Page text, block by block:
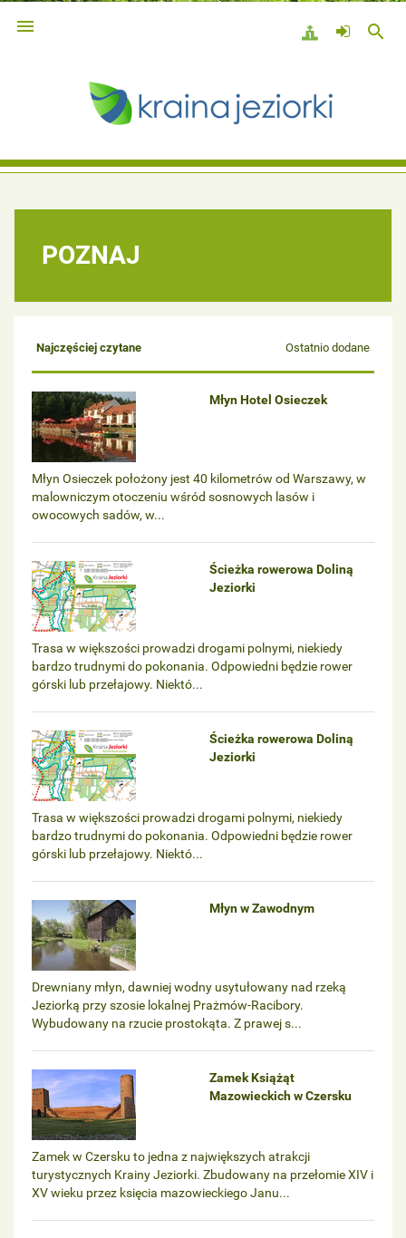
 search
POZNAJ
Najczęściej czytane Ostatnio dodane
Młyn Hotel Osieczek
Młyn Osieczek położony jest 40 kilometrów od Warszawy, w
malowniczym otoczeniu wśród sosnowych lasów i
owocowych sadów, w...
Ścieżka rowerowa Doliną
Jeziorki
Trasa w większości prowadzi drogami polnymi, niekiedy
bardzo trudnymi do pokonania. Odpowiedni będzie rower
górski lub przełajowy. Niektó...
Ścieżka rowerowa Doliną
Jeziorki
Trasa w większości prowadzi drogami polnymi, niekiedy
bardzo trudnymi do pokonania. Odpowiedni będzie rower
górski lub przełajowy. Niektó...
Młyn w Zawodnym
Drewniany młyn, dawniej wodny usytułowany nad rzeką
Jeziorką przy szosie lokalnej Prażmów-Racibory.
Wybudowany na rzucie prostokąta. Z prawej s...
Zamek Książąt
Mazowieckich w Czersku
Zamek w Czersku to jedna z największych atrakcji
turystycznych Krainy Jeziorki. Zbudowany na przełomie XIV i
XV wieku przez księcia mazowieckiego Janu...